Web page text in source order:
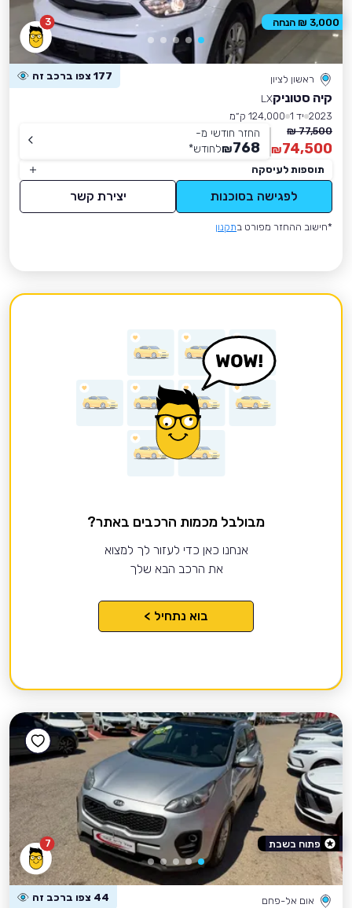
3
ראשון לציון 177 צפו ברכב זה
קיה סטוניקLX
2023 יד 1
124,000 ק״מ
77,500 ₪
74,500
₪
החזר חודשי מ-
768
₪לחודש*
תוספות לעיסקה
לפגישה בסוכנות יצירת קשר
*חישוב ההחזר מפורט בתקנון
3,000 ₪ הנחה
מבולבל מכמות הרכבים באתר?
אנחנו כאן כדי לעזור לך למצוא
את הרכב הבא שלך
בוא נתחיל >
7
אום אל-פחם 44 צפו ברכב זה
פתוח בשבת